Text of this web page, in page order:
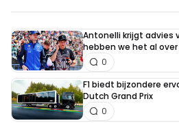
Larry
10 april 2022 07:24
Zoveel kennis,zoveel praatjes
wat een aanfluiting.
Antonelli krijgt advies
hebben we het al over
0
F1 biedt bijzondere
Dutch Grand Prix
0